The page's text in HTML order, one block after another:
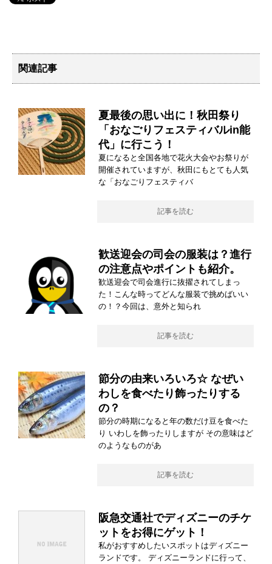
関連記事
夏最後の思い出に！秋田祭り
「おなごりフェスティバルin能
代」に行こう！
夏になると全国各地で花火大会やお祭りが
開催されていますが、秋田にもとても人気
な「おなごりフェスティバ
記事を読む
歓送迎会の司会の服装は？進行
の注意点やポイントも紹介。
歓送迎会で司会進行に抜擢されてしまっ
た！こんな時ってどんな服装で挑めばいい
の！？今回は、意外と知られ
記事を読む
節分の由来いろいろ☆ なぜい
わしを食べたり飾ったりする
の？
節分の時期になると年の数だけ豆を食べた
り いわしを飾ったりしますが その意味はど
のようなものがあ
記事を読む
阪急交通社でディズニーのチケ
ットをお得にゲット！
私がおすすめしたいスポットはディズニー
ランドです。 ディズニーランドに行って、